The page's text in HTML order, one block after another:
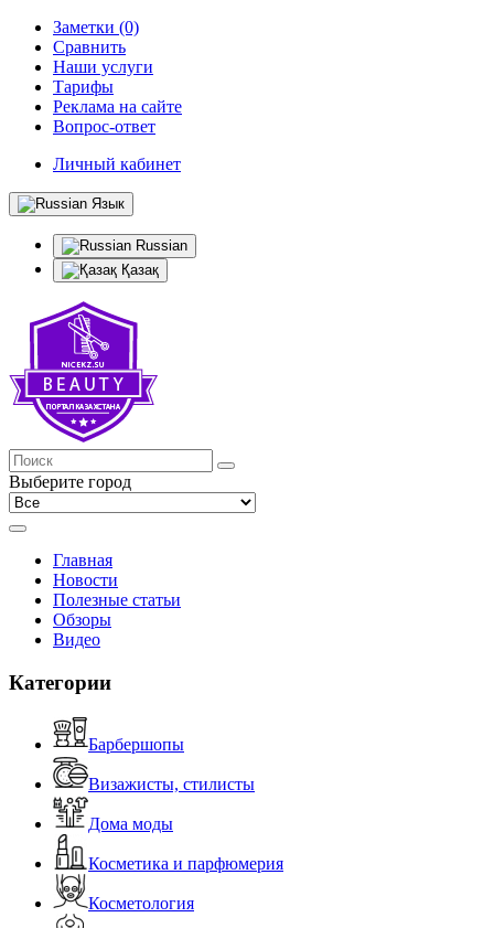
Заметки (0)
Сравнить
Наши услуги
Тарифы
Реклама на сайте
Вопрос-ответ
Личный кабинет
Язык
Russian
Қазақ
Выберите город
Главная
Новости
Полезные статьи
Обзоры
Видео
Категории
Барбершопы
Визажисты, стилисты
Дома моды
Косметика и парфюмерия
Косметология